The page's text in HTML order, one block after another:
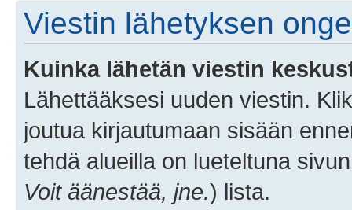
Viestin lähetyksen
Kuinka lähetän viestin
Lähettääksesi uuden viestin.
joutua kirjautumaan sisään
tehdä alueilla on lueteltuna
Voit äänestää, jne.) lista.